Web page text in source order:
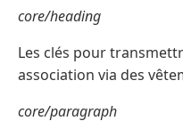
core/heading
Les clés pour
association via des
core/paragraph